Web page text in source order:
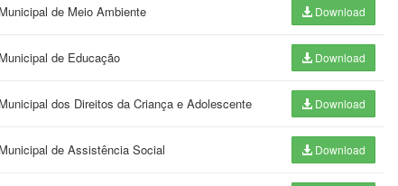
de Meio Ambiente Download
de Educação Download
dos Direitos da Criança e Adolescente Download
de Assistência Social Download